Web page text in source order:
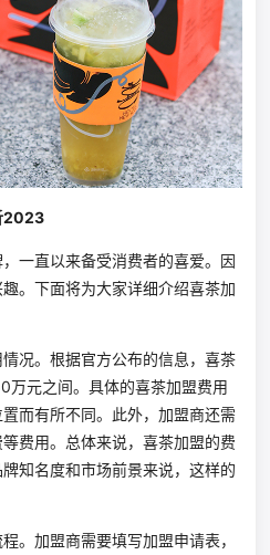
2023
一直以来备受消费者的喜爱。因
。下面将为大家详细介绍喜茶加
况。根据官方公布的信息，喜茶
万元之间。具体的喜茶加盟费用
而有所不同。此外，加盟商还需
费用。总体来说，喜茶加盟的费
知名度和市场前景来说，这样的
。加盟商需要填写加盟申请表，